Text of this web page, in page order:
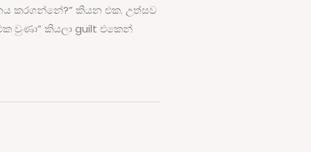
කරගන්නේ?” කියන එක. උත්සව
වුණා” කියලා guilt එකෙන්